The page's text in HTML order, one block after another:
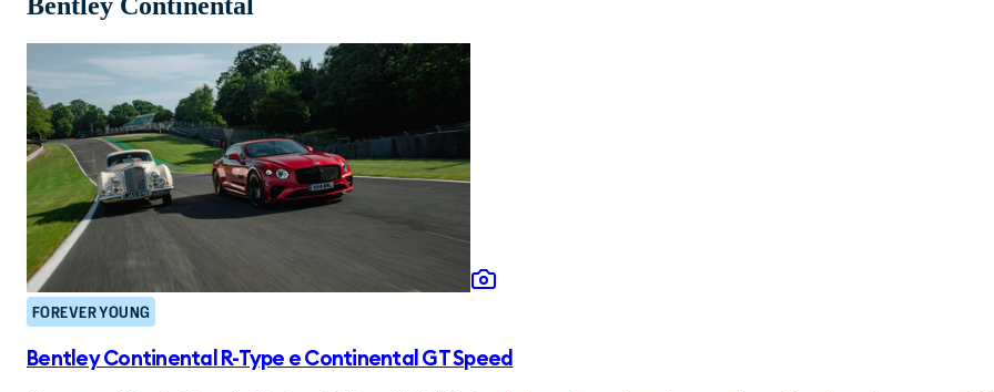
FOREVER YOUNG
Bentley Continental R-Type e Continental GT Speed